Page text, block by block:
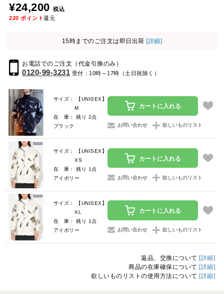
¥24,200 税込
220 ポイント還元
15時までのご注文は即日出荷 [詳細]
お電話でのご注文（代金引換のみ）
0120-99-3231 受付：10時～17時（土日祝除く）
サイズ： 【UNISEX】
M
在 庫： 残り 2点
ブラック
カートに入れる
お問い合わせ 欲しいものリスト
サイズ： 【UNISEX】
XS
在 庫： 残り 1点
アイボリー
カートに入れる
お問い合わせ 欲しいものリスト
サイズ： 【UNISEX】
XL
在 庫： 残り 1点
アイボリー
カートに入れる
お問い合わせ 欲しいものリスト
返品、交換について [詳細]
商品の在庫確保について [詳細]
欲しいものリストの使用方法について [詳細]